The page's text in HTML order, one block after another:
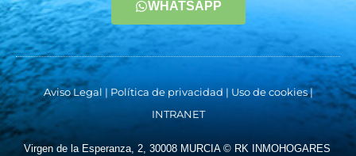
WHATSAPP
Aviso Legal | Política de privacidad | Uso de cookies|
INTRANET
Virgen de la Esperanza, 2, 30008 MURCIA © RK INMOHOGARES